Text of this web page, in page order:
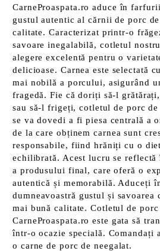
CarneProaspata.ro aduce în
gustul autentic al cărnii de porc
calitate. Caracterizat printr-o
savoare inegalabilă, cotletul
alegere excelentă pentru o
delicioase. Carnea este selectată
mai nobilă a porcului, asigurând
fragedă. Fie că doriți să-l
sau să-l frigeți, cotletul de porc de
se va dovedi a fi piesa centrală a
de la care obținem carnea sunt
responsabile, fiind hrăniți cu o
echilibrată. Acest lucru se reflectă
a produsului final, care oferă o
autentică și memorabilă. Aduceți
dumneavoastră gustul și savoarea
mai bună calitate. Cotletul de porc
CarneProaspata.ro este gata să
într-o ocazie specială. Comandați
o carne de porc de neegalat.